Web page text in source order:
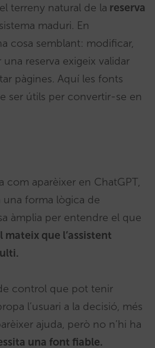
terreny natural de la reserva
maduri. En
cosa semblant: modificar,
reserva exigeix validar
pàgines. Aquí les fonts
ser útils per convertir-se en
com aparèixer en ChatGPT,
una forma lògica de
àmplia per entendre el que
mateix que l’assistent
control que pot tenir
l’usuari a la decisió, més
ajuda, però no n’hi ha
una font fiable.